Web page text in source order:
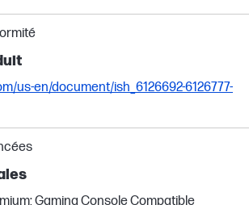
us-en/document/ish_6126692-6126777-
Gaming Console Compatible